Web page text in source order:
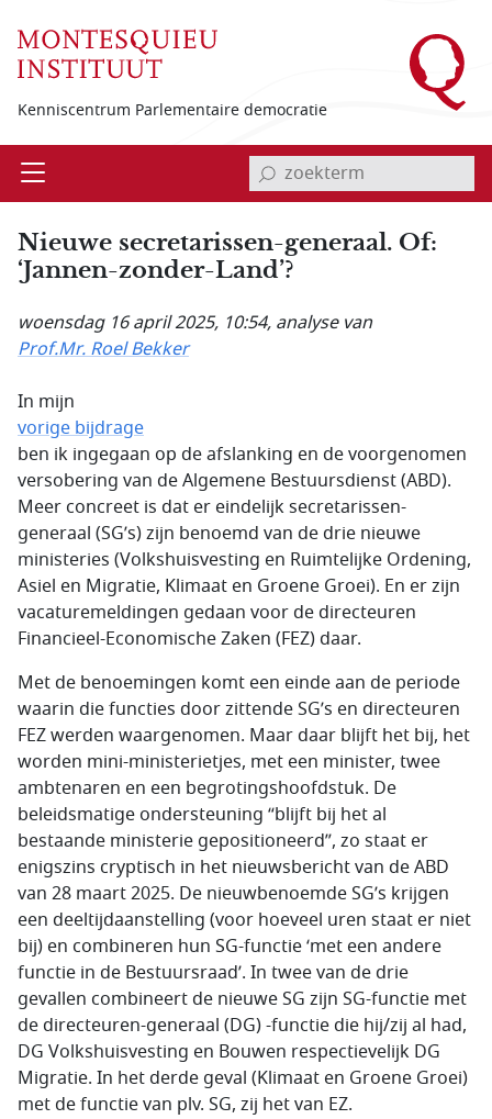
Kenniscentrum Parlementaire democratie
Open invoerveld zoekterm
Nieuwe secretarissen-generaal. Of:
‘Jannen-zonder-Land’?
woensdag 16 april 2025, 10:54, analyse van
Prof.Mr. Roel Bekker
In mijn
vorige bijdrage
ben ik ingegaan op de afslanking en de voorgenomen
versobering van de Algemene Bestuursdienst (ABD).
Meer concreet is dat er eindelijk secretarissen-
generaal (SG’s) zijn benoemd van de drie nieuwe
ministeries (Volkshuisvesting en Ruimtelijke Ordening,
Asiel en Migratie, Klimaat en Groene Groei). En er zijn
vacaturemeldingen gedaan voor de directeuren
Financieel-Economische Zaken (FEZ) daar.
Met de benoemingen komt een einde aan de periode
waarin die functies door zittende SG’s en directeuren
FEZ werden waargenomen. Maar daar blijft het bij, het
worden mini-ministerietjes, met een minister, twee
ambtenaren en een begrotingshoofdstuk. De
beleidsmatige ondersteuning “blijft bij het al
bestaande ministerie gepositioneerd”, zo staat er
enigszins cryptisch in het nieuwsbericht van de ABD
van 28 maart 2025. De nieuwbenoemde SG’s krijgen
een deeltijdaanstelling (voor hoeveel uren staat er niet
bij) en combineren hun SG-functie ‘met een andere
functie in de Bestuursraad’. In twee van de drie
gevallen combineert de nieuwe SG zijn SG-functie met
de directeuren-generaal (DG) -functie die hij/zij al had,
DG Volkshuisvesting en Bouwen respectievelijk DG
Migratie. In het derde geval (Klimaat en Groene Groei)
met de functie van plv. SG, zij het van EZ.